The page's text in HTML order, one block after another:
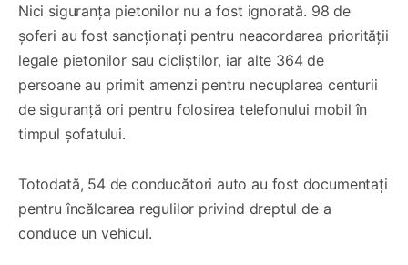
Nici siguranța pietonilor nu a fost ignorată. 98 de
șoferi au fost sancționați pentru neacordarea priorității
legale pietonilor sau cicliștilor, iar alte 364 de
persoane au primit amenzi pentru necuplarea centurii
de siguranță ori pentru folosirea telefonului mobil în
timpul șofatului.
Totodată, 54 de conducători auto au fost documentați
pentru încălcarea regulilor privind dreptul de a
conduce un vehicul.